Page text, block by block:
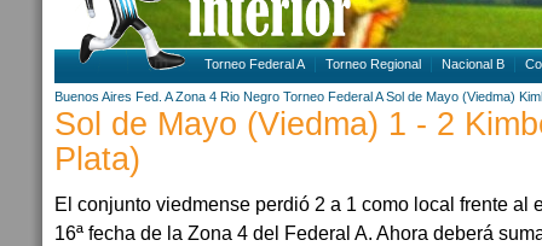
Torneo Federal A Torneo Regional Nacional B
Buenos Aires Fed. A Zona 4 Rio Negro Torneo Federal A Sol de Mayo (Viedma)
Sol de Mayo (Viedma) 1 - 2
Plata)
El conjunto viedmense perdió 2 a 1 como local frente al
16ª fecha de la Zona 4 del Federal A. Ahora deberá